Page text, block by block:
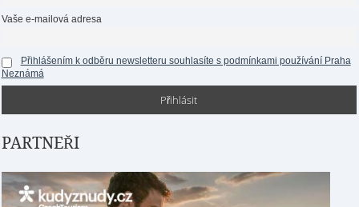
Vaše e-mailová adresa
Přihlášením k odběru newsletteru souhlasíte s podmínkami používání Praha
Neznámá
PARTNEŘI